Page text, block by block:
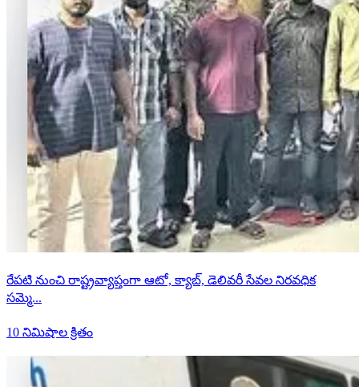
రేపటి నుంచి రాష్ట్రవ్యాప్తంగా ఆటో, క్యాబ్, డెలివరీ సేవల నిరవధిక
సమ్మె...
10 నిమిషాల క్రితం